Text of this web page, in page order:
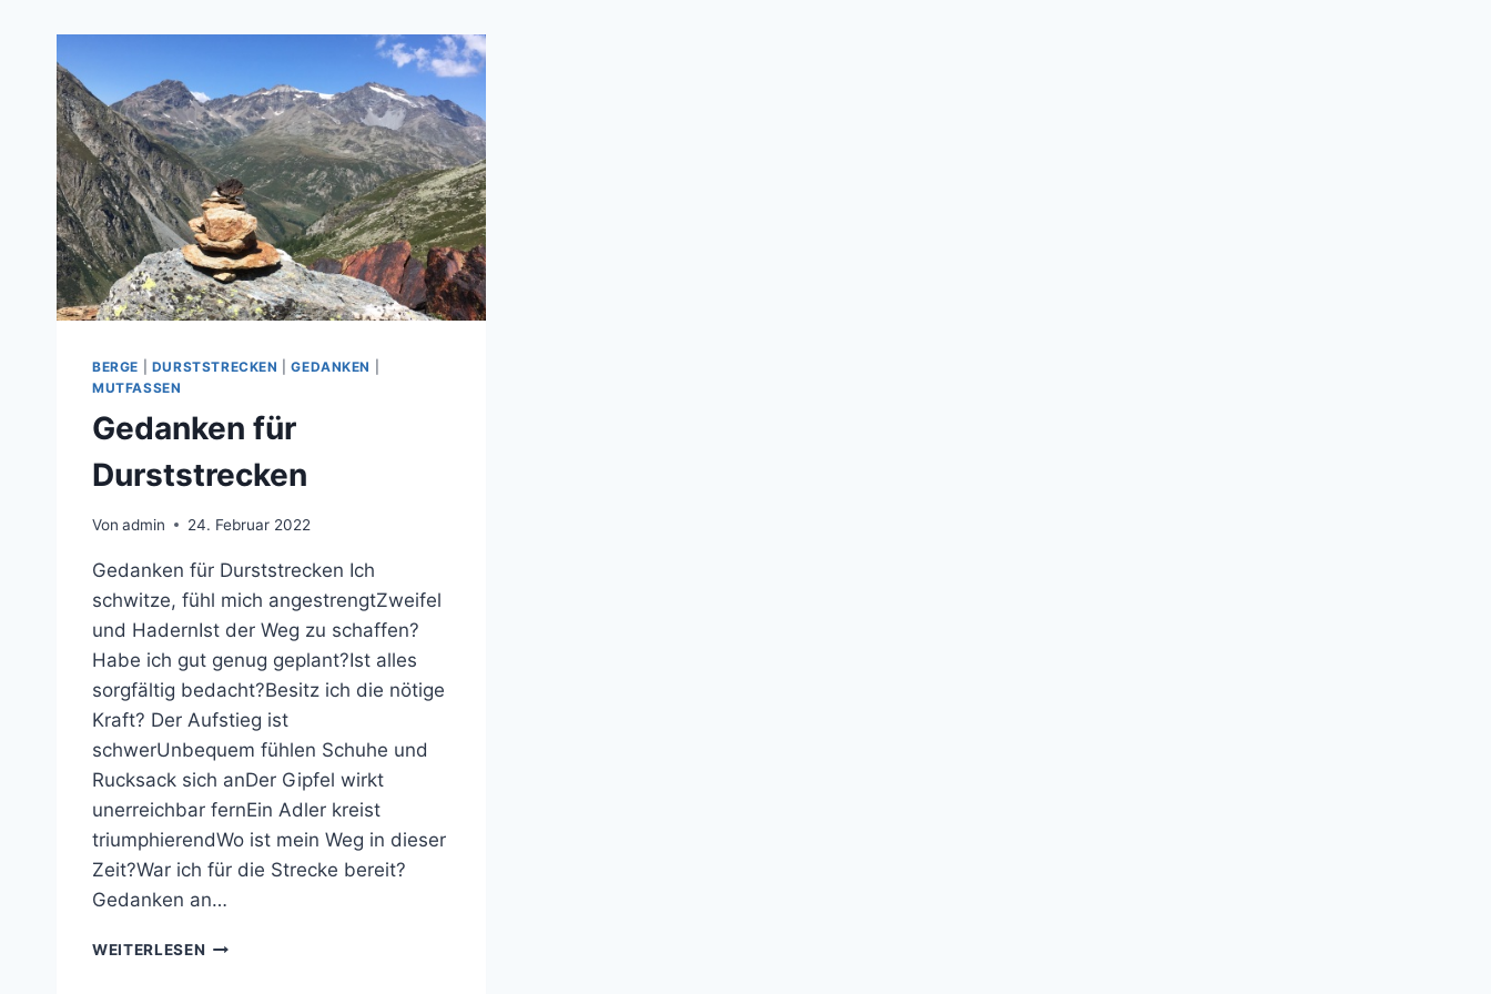
BERGE DURSTSTRECKEN |GEDANKEN
MUTFASSEN
Gedanken für
Durststrecken
Von admin 24. Februar 2022
Gedanken für Durststrecken Ich
schwitze, fühl mich angestrengtZweifel
und HadernIst der Weg zu schaffen?
Habe ich gut genug geplant?Ist alles
sorgfältig bedacht?Besitz ich die nötige
Kraft? Der Aufstieg ist
schwerUnbequem fühlen Schuhe und
Rucksack sich anDer Gipfel wirkt
unerreichbar fernEin Adler kreist
triumphierendWo ist mein Weg in dieser
Zeit?War ich für die Strecke bereit?
Gedanken an…
WEITERLESEN GEDANKEN